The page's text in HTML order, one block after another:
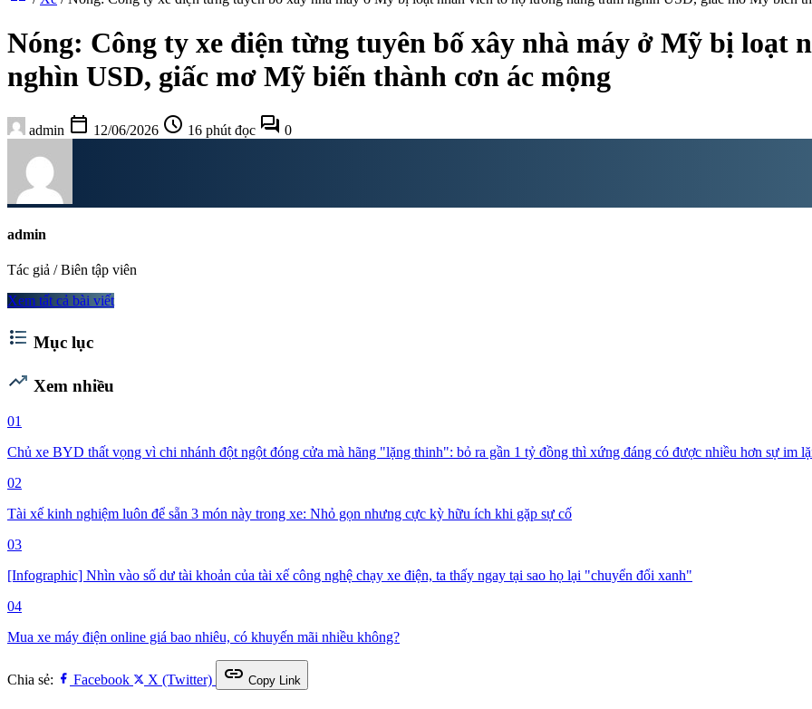
Nóng: Công ty xe điện từng tuyên bố xây nhà máy ở Mỹ bị loạt
nghìn USD, giấc mơ Mỹ biến thành cơn ác mộng
admin calendar_today 12/06/2026 schedule 16 phút đọc forum 0
admin
Tác giả / Biên tập viên
Xem tất cả bài viết
format_list_bulleted Mục lục
trending_up Xem nhiều
01
Chủ xe BYD thất vọng vì chi nhánh đột ngột đóng cửa mà hãng "lặng thinh": bỏ ra gần 1 tỷ đồng thì xứng đáng có được nhiều hơn sự im
02
Tài xế kinh nghiệm luôn để sẵn 3 món này trong xe: Nhỏ gọn nhưng cực kỳ hữu ích khi gặp sự cố
03
[Infographic] Nhìn vào số dư tài khoản của tài xế công nghệ chạy xe điện, ta thấy ngay tại sao họ lại "chuyển đổi xanh"
04
Mua xe máy điện online giá bao nhiêu, có khuyến mãi nhiều không?
Chia sẻ: Facebook X (Twitter) link Copy Link